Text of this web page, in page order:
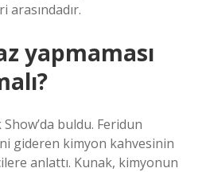
arasındadır.
yapmaması
buldu. Feridun
gideren kimyon kahvesinin
anlattı. Kunak, kimyonun